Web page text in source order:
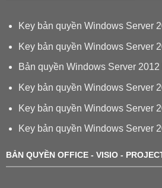
Key bản quyền Windows Server
Key bản quyền Windows Server
Bản quyền Windows Server 2012
Key bản quyền Windows Server
Key bản quyền Windows Server
Key bản quyền Windows Server
BẢN QUYỀN OFFICE - VISIO -